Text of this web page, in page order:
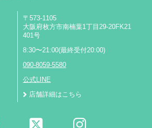
〒573-1105
大阪府枚方市南楠葉1丁目29-20FK21
401号
8:30〜21:00(最終受付20:00)
090-8059-5580
公式LINE
店舗詳細はこちら